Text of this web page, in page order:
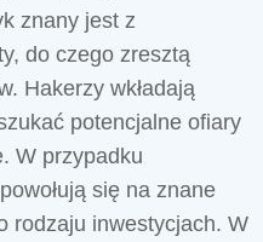
znany jest z
do czego zresztą
Hakerzy wkładają
potencjalne ofiary
W przypadku
się na znane
rodzaju inwestycjach. W